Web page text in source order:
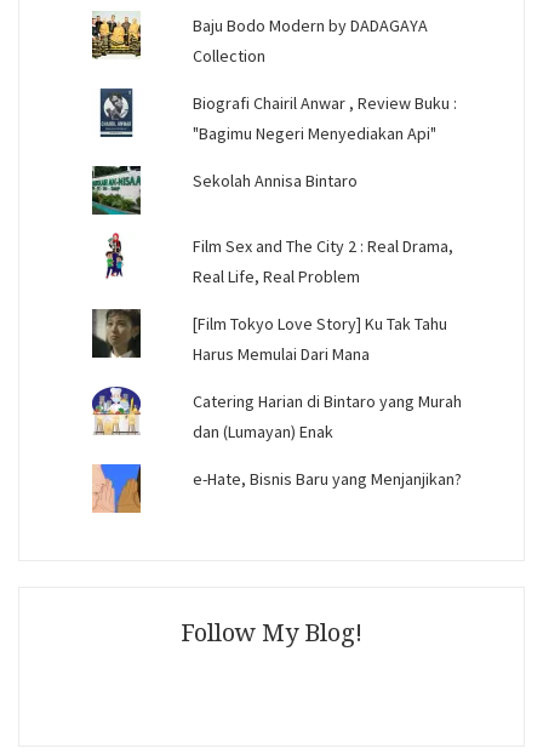
Baju Bodo Modern by DADAGAYA
Collection
Biografi Chairil Anwar , Review Buku :
"Bagimu Negeri Menyediakan Api"
Sekolah Annisa Bintaro
Film Sex and The City 2 : Real Drama,
Real Life, Real Problem
[Film Tokyo Love Story] Ku Tak Tahu
Harus Memulai Dari Mana
Catering Harian di Bintaro yang Murah
dan (Lumayan) Enak
e-Hate, Bisnis Baru yang Menjanjikan?
Follow My Blog!